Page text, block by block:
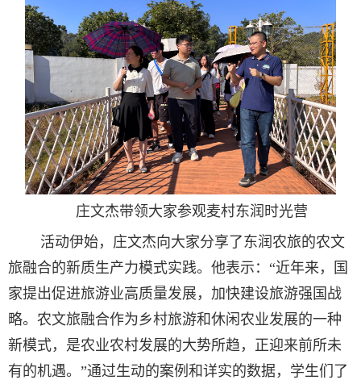
庄文杰带领大家参观麦村东润时光营
活动伊始，庄文杰向大家分享了东润农旅的农文
旅融合的新质生产力模式实践。他表示：“近年来，国
家提出促进旅游业高质量发展，加快建设旅游强国战
略。农文旅融合作为乡村旅游和休闲农业发展的一种
新模式，是农业农村发展的大势所趋，正迎来前所未
有的机遇。”通过生动的案例和详实的数据，学生们了